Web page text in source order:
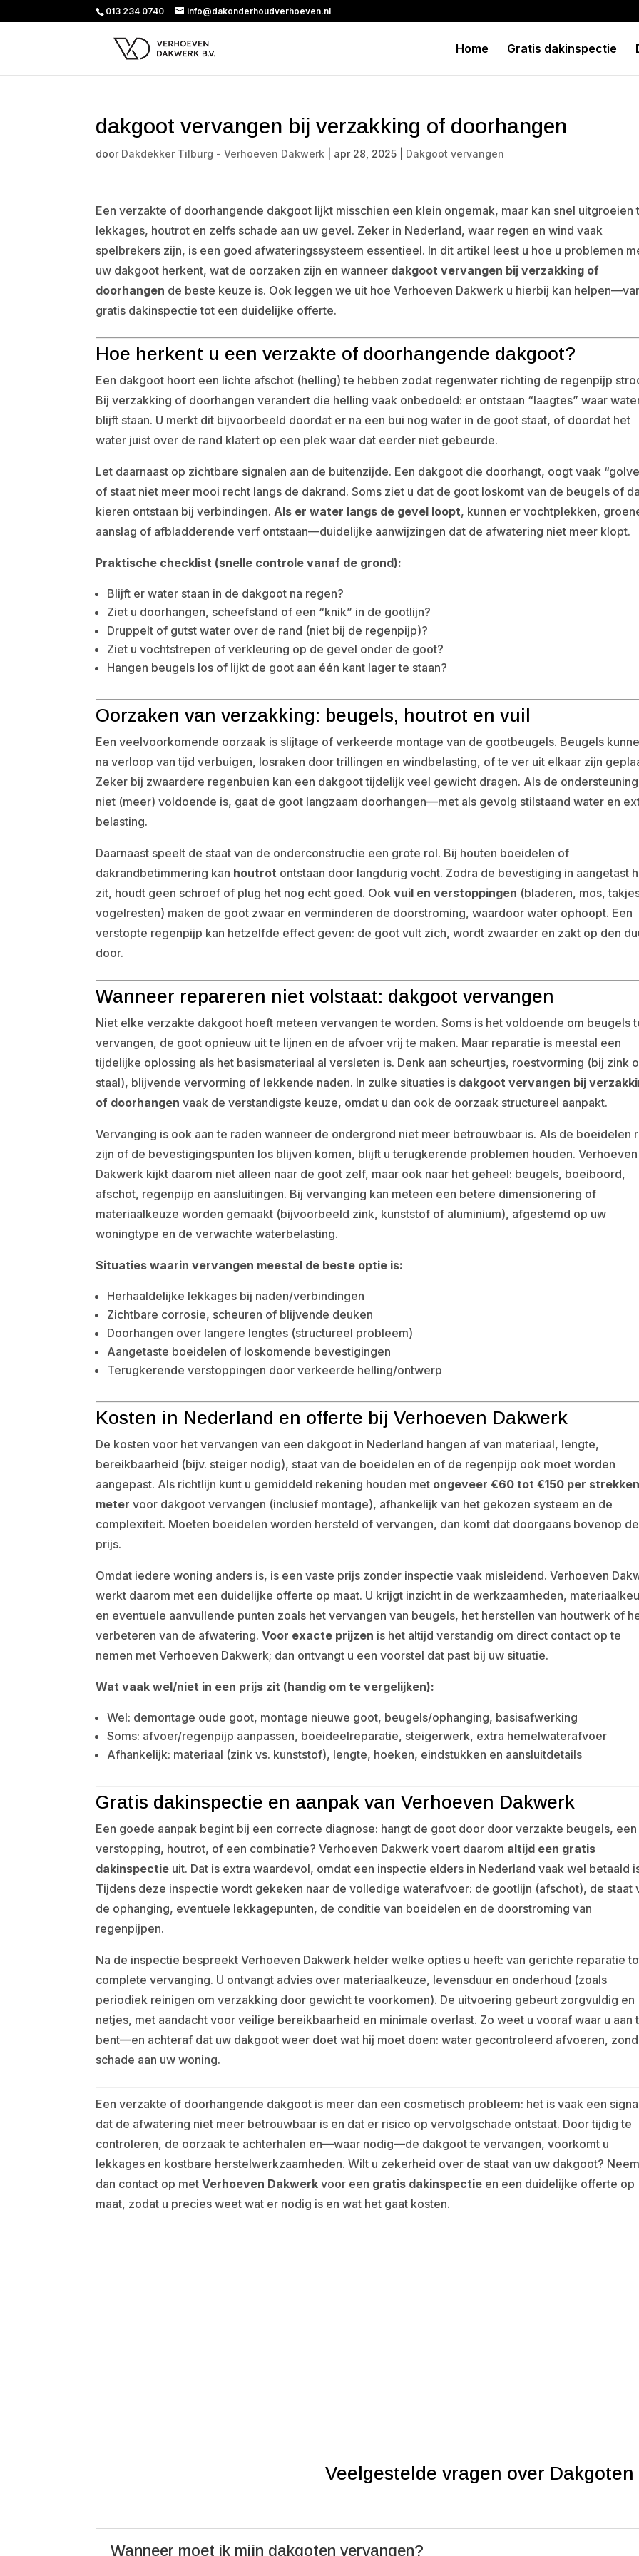
013 234 0740 info@dakonderhoudverhoeven.nl
Home Gratis dakinspectie
dakgoot vervangen bij verzakking of doorhangen
door Dakdekker Tilburg - Verhoeven Dakwerk apr 28, 2025 Dakgoot vervangen
Een verzakte of doorhangende dakgoot lijkt misschien een klein ongemak, maar kan snel uitgroeien
lekkages, houtrot en zelfs schade aan uw gevel. Zeker in Nederland, waar regen en wind vaak
spelbrekers zijn, is een goed afwateringssysteem essentieel. In dit artikel leest u hoe u problemen
uw dakgoot herkent, wat de oorzaken zijn en wanneer dakgoot vervangen bij verzakking of
doorhangen de beste keuze is. Ook leggen we uit hoe Verhoeven Dakwerk u hierbij kan
gratis dakinspectie tot een duidelijke offerte.
Hoe herkent u een verzakte of doorhangende dakgoot?
Een dakgoot hoort een lichte afschot (helling) te hebben zodat regenwater richting de regenpijp
Bij verzakking of doorhangen verandert die helling vaak onbedoeld: er ontstaan “laagtes” waar
blijft staan. U merkt dit bijvoorbeeld doordat er na een bui nog water in de goot staat, of doordat het
water juist over de rand klatert op een plek waar dat eerder niet gebeurde.
Let daarnaast op zichtbare signalen aan de buitenzijde. Een dakgoot die doorhangt, oogt vaak
of staat niet meer mooi recht langs de dakrand. Soms ziet u dat de goot loskomt van de beugels of
kieren ontstaan bij verbindingen.Als er water langs de gevel loopt, kunnen er vochtplekken,
aanslag of afbladderende verf ontstaan—duidelijke aanwijzingen dat de afwatering niet meer klopt.
Praktische checklist (snelle controle vanaf de grond):
Blijft er water staan in de dakgoot na regen?
Ziet u doorhangen, scheefstand of een “knik” in de gootlijn?
Druppelt of gutst water over de rand (niet bij de regenpijp)?
Ziet u vochtstrepen of verkleuring op de gevel onder de goot?
Hangen beugels los of lijkt de goot aan één kant lager te staan?
Oorzaken van verzakking: beugels, houtrot en vuil
Een veelvoorkomende oorzaak is slijtage of verkeerde montage van de gootbeugels. Beugels
na verloop van tijd verbuigen, losraken door trillingen en windbelasting, of te ver uit elkaar zijn
Zeker bij zwaardere regenbuien kan een dakgoot tijdelijk veel gewicht dragen. Als de ondersteuning
niet (meer) voldoende is, gaat de goot langzaam doorhangen—met als gevolg stilstaand water en
belasting.
Daarnaast speelt de staat van de onderconstructie een grote rol. Bij houten boeidelen of
dakrandbetimmering kan houtrot ontstaan door langdurig vocht. Zodra de bevestiging in aangetast
zit, houdt geen schroef of plug het nog echt goed. Ookvuil en verstoppingen (bladeren, mos,
vogelresten) maken de goot zwaar en verminderen de doorstroming, waardoor water ophoopt. Een
verstopte regenpijp kan hetzelfde effect geven: de goot vult zich, wordt zwaarder en zakt op den
door.
Wanneer repareren niet volstaat: dakgoot vervangen
Niet elke verzakte dakgoot hoeft meteen vervangen te worden. Soms is het voldoende om beugels
vervangen, de goot opnieuw uit te lijnen en de afvoer vrij te maken. Maar reparatie is meestal een
tijdelijke oplossing als het basismateriaal al versleten is. Denk aan scheurtjes, roestvorming (bij zink
staal), blijvende vervorming of lekkende naden. In zulke situaties is dakgoot vervangen bij
of doorhangen vaak de verstandigste keuze, omdat u dan ook de oorzaak structureel aanpakt.
Vervanging is ook aan te raden wanneer de ondergrond niet meer betrouwbaar is. Als de boeidelen
zijn of de bevestigingspunten los blijven komen, blijft u terugkerende problemen houden. Verhoeven
Dakwerk kijkt daarom niet alleen naar de goot zelf, maar ook naar het geheel: beugels, boeiboord,
afschot, regenpijp en aansluitingen. Bij vervanging kan meteen een betere dimensionering of
materiaalkeuze worden gemaakt (bijvoorbeeld zink, kunststof of aluminium), afgestemd op uw
woningtype en de verwachte waterbelasting.
Situaties waarin vervangen meestal de beste optie is:
Herhaaldelijke lekkages bij naden/verbindingen
Zichtbare corrosie, scheuren of blijvende deuken
Doorhangen over langere lengtes (structureel probleem)
Aangetaste boeidelen of loskomende bevestigingen
Terugkerende verstoppingen door verkeerde helling/ontwerp
Kosten in Nederland en offerte bij Verhoeven Dakwerk
De kosten voor het vervangen van een dakgoot in Nederland hangen af van materiaal, lengte,
bereikbaarheid (bijv. steiger nodig), staat van de boeidelen en of de regenpijp ook moet worden
aangepast. Als richtlijn kunt u gemiddeld rekening houden met ongeveer €60 tot €150 per
meter voor dakgoot vervangen (inclusief montage), afhankelijk van het gekozen systeem en de
complexiteit. Moeten boeidelen worden hersteld of vervangen, dan komt dat doorgaans bovenop de
prijs.
Omdat iedere woning anders is, is een vaste prijs zonder inspectie vaak misleidend. Verhoeven
werkt daarom met een duidelijke offerte op maat. U krijgt inzicht in de werkzaamheden,
en eventuele aanvullende punten zoals het vervangen van beugels, het herstellen van houtwerk of
verbeteren van de afwatering.Voor exacte prijzen is het altijd verstandig om direct contact op te
nemen met Verhoeven Dakwerk; dan ontvangt u een voorstel dat past bij uw situatie.
Wat vaak wel/niet in een prijs zit (handig om te vergelijken):
Wel: demontage oude goot, montage nieuwe goot, beugels/ophanging, basisafwerking
Soms: afvoer/regenpijp aanpassen, boeideelreparatie, steigerwerk, extra hemelwaterafvoer
Afhankelijk: materiaal (zink vs. kunststof), lengte, hoeken, eindstukken en aansluitdetails
Gratis dakinspectie en aanpak van Verhoeven Dakwerk
Een goede aanpak begint bij een correcte diagnose: hangt de goot door door verzakte beugels, een
verstopping, houtrot, of een combinatie? Verhoeven Dakwerk voert daarom altijd een gratis
dakinspectie uit. Dat is extra waardevol, omdat een inspectie elders in Nederland vaak wel betaald
Tijdens deze inspectie wordt gekeken naar de volledige waterafvoer: de gootlijn (afschot), de staat
de ophanging, eventuele lekkagepunten, de conditie van boeidelen en de doorstroming van
regenpijpen.
Na de inspectie bespreekt Verhoeven Dakwerk helder welke opties u heeft: van gerichte reparatie
complete vervanging. U ontvangt advies over materiaalkeuze, levensduur en onderhoud (zoals
periodiek reinigen om verzakking door gewicht te voorkomen). De uitvoering gebeurt zorgvuldig en
netjes, met aandacht voor veilige bereikbaarheid en minimale overlast. Zo weet u vooraf waar u aan
bent—en achteraf dat uw dakgoot weer doet wat hij moet doen: water gecontroleerd afvoeren,
schade aan uw woning.
Een verzakte of doorhangende dakgoot is meer dan een cosmetisch probleem: het is vaak een
dat de afwatering niet meer betrouwbaar is en dat er risico op vervolgschade ontstaat. Door tijdig te
controleren, de oorzaak te achterhalen en—waar nodig—de dakgoot te vervangen, voorkomt u
lekkages en kostbare herstelwerkzaamheden. Wilt u zekerheid over de staat van uw dakgoot? Neem
dan contact op metVerhoeven Dakwerk voor een gratis dakinspectie en een duidelijke offerte op
maat, zodat u precies weet wat er nodig is en wat het gaat kosten.
Veelgestelde vragen over Dakgoten
Wanneer moet ik mijn dakgoten vervangen?